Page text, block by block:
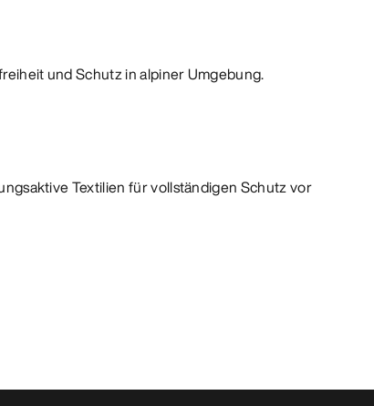
und Schutz in alpiner Umgebung.
Textilien für vollständigen Schutz vor